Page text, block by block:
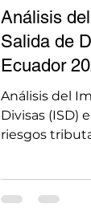
Análisis
Salida de
Ecuador
tributarios
Análisis del
Divisas (ISD)
riesgos